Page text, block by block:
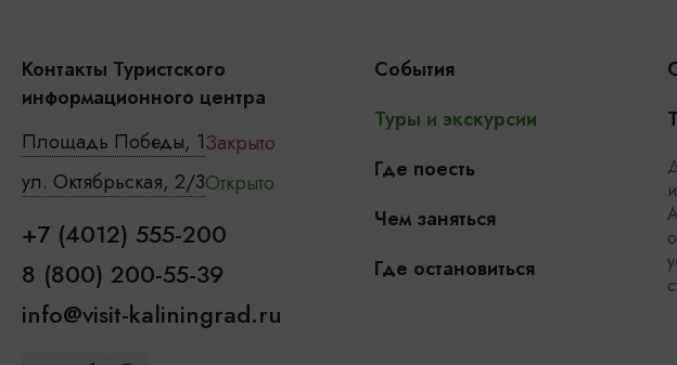
Контакты Туристского
информационного центра
Площадь Победы, 1Закрыто
ул. Октябрьская, 2/3Открыто
+7 (4012) 555-200
8 (800) 200-55-39
info@visit-kaliningrad.ru
События
Туры и экскурсии
Где поесть
Чем заняться
Где остановиться